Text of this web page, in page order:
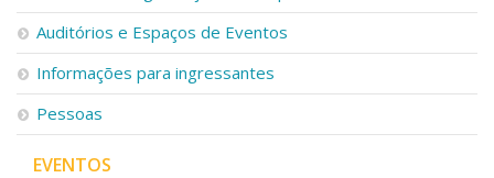
Auditórios e Espaços de Eventos
Informações para ingressantes
Pessoas
EVENTOS